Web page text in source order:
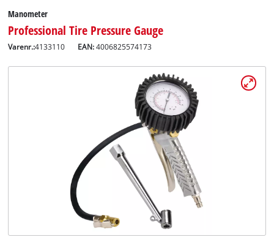
Manometer
Professional Tire Pressure Gauge
Varenr.:4133110 EAN:4006825574173